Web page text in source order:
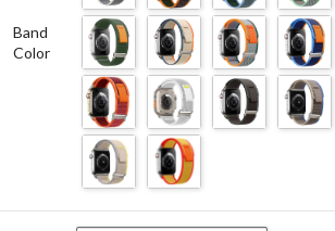
Band
Color